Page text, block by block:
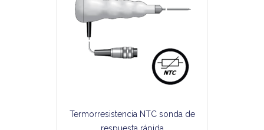
Termorresistencia NTC sonda de